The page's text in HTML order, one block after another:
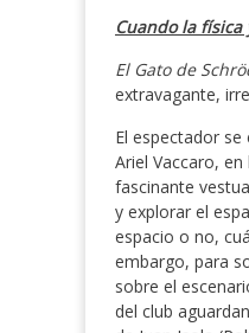
Cuando la
El Gato de
extravagante,
El espectador
Ariel Vaccaro,
fascinante
y explorar el
espacio o no,
embargo, para
sobre el
del club